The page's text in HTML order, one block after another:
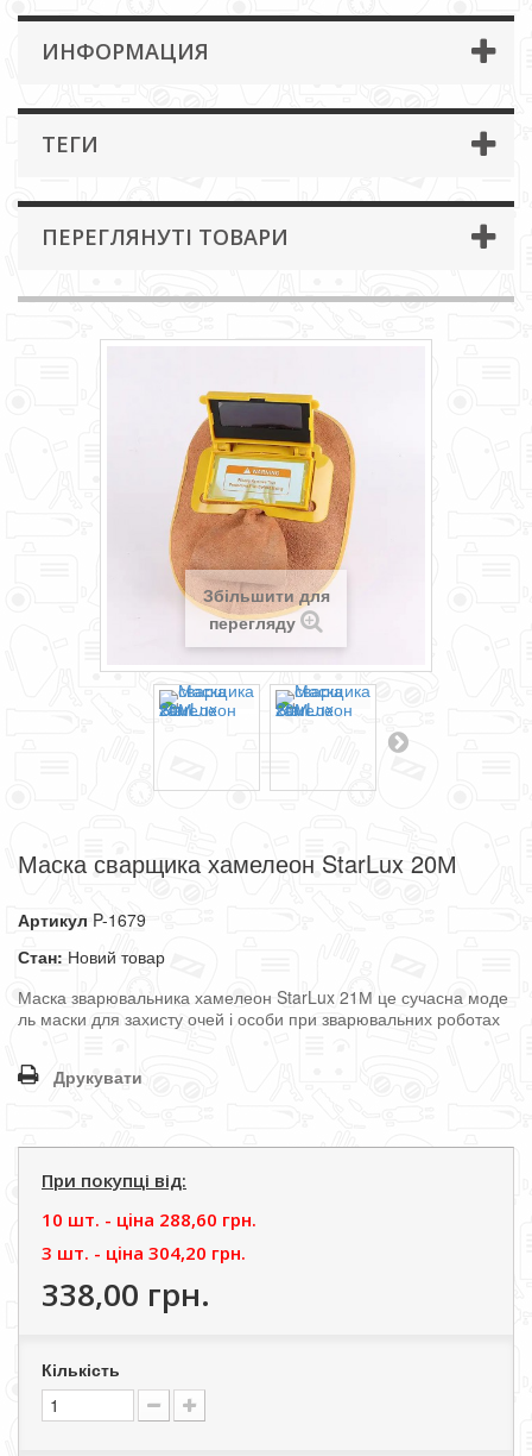
ИНФОРМАЦИЯ
ТЕГИ
ПЕРЕГЛЯНУТІ ТОВАРИ
Збільшити для
перегляду
Маска сварщика хамелеон StarLux 20М
Артикул P-1679
Стан: Новий товар
Маска зварювальника хамелеон StarLux 21 М це сучасна моде
ль маски для захисту очей і особи при зварювальних роботах
Друкувати
При покупці від:
10 шт. - цiна 288,60 грн.
3 шт. - цiна 304,20 грн.
338,00 грн.
Кількість